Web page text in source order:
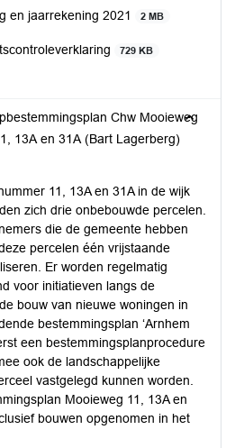
en jaarrekening 2021 2 MB
729 KB
Chw Mooieweg
13A en 31A (Bart Lagerberg)
11, 13A en 31A in de wijk
zich drie onbebouwde percelen.
die de gemeente hebben
percelen één vrijstaande
Er worden regelmatig
voor initiatieven langs de
bouw van nieuwe woningen in
bestemmingsplan ‘Arnhem
een bestemmingsplanprocedure
ook de landschappelijke
vastgelegd kunnen worden.
Mooieweg 11, 13A en
bouwen opgenomen in het